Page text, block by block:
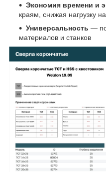
Экономия времени и
краям, снижая нагрузку
Универсальность —
материалов и станков